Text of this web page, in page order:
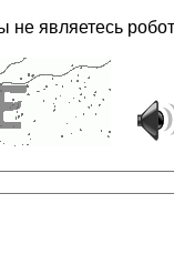
не являетесь